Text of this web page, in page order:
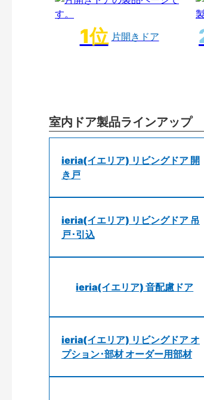
片開きドア
室内ドア製品ラインアップ
ieria(イエリア) リビングドア 開
き戸
ieria(イエリア) リビングドア 吊
戸･引込
ieria(イエリア) 音配慮ドア
ieria(イエリア) リビングドア オ
プション･部材 オーダー用部材